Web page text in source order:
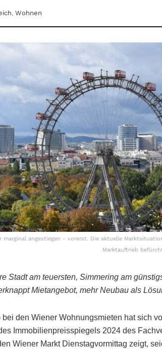
, Wohnen
angestiegen - vorerst. Die aktuelle
Marktauftrieb
Stadt am teuersten, Simmering am
Mietangebot, mehr Neubau als
den Wiener Wohnungsmieten hat sich
Immobilienpreisspiegels 2024 des
Wiener Markt Dienstagvormittag zeigt,